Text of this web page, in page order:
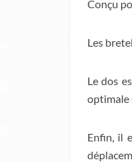
Conçu
Les
Le dos
optimale
Enfin, il